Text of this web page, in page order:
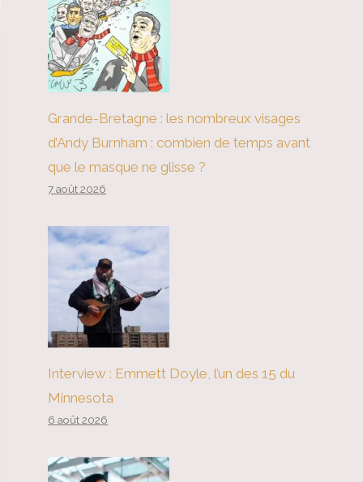
Grande-Bretagne : les nombreux visages
d’Andy Burnham : combien de temps avant
que le masque ne glisse ?
7 août 2026
Interview : Emmett Doyle, l’un des 15 du
Minnesota
6 août 2026